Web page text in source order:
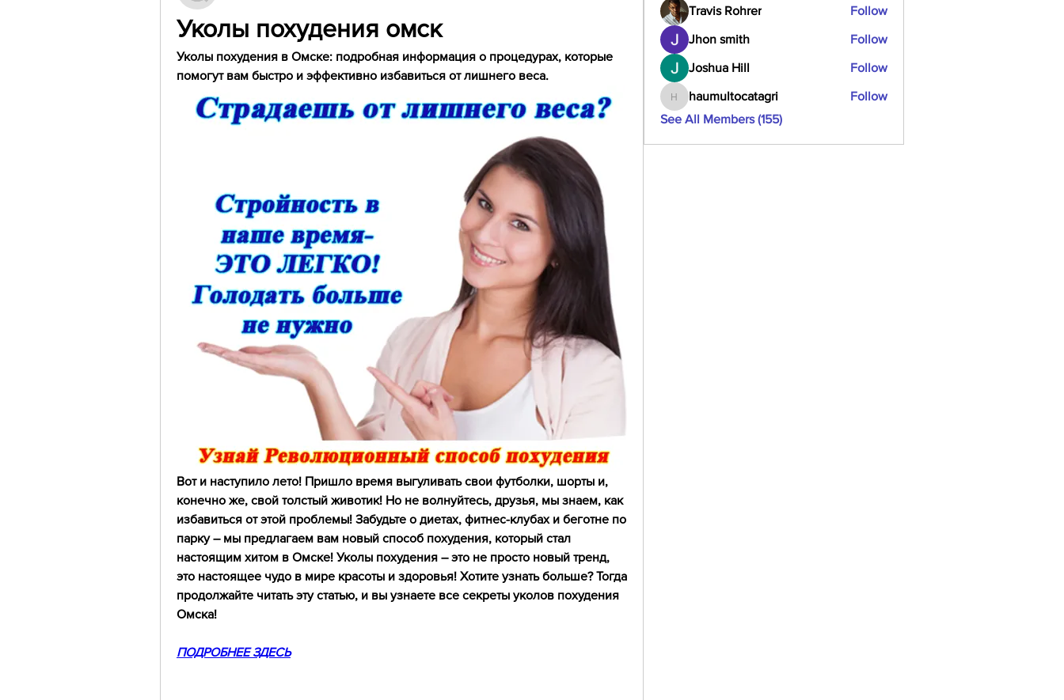
Уколы похудения омск
Уколы похудения в Омске: подробная информация о процедурах, которые
помогут вам быстро и эффективно избавиться от лишнего веса.
Вот и наступило лето! Пришло время выгуливать свои футболки, шорты и,
конечно же, свой толстый животик! Но не волнуйтесь, друзья, мы знаем, как
избавиться от этой проблемы! Забудьте о диетах, фитнес-клубах и беготне по
парку – мы предлагаем вам новый способ похудения, который стал
настоящим хитом в Омске! Уколы похудения – это не просто новый тренд,
это настоящее чудо в мире красоты и здоровья! Хотите узнать больше? Тогда
продолжайте читать эту статью, и вы узнаете все секреты уколов похудения
Омска!
ПОДРОБНЕЕ ЗДЕСЬ
Travis Rohrer Follow
Jhon smith Follow
Joshua Hill Follow
haumultocatagri
haumultocatagri
Follow
See All Members (155)